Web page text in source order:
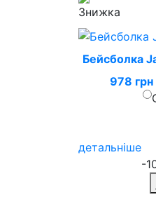
Бейсболка
978 грн
детальніше
-